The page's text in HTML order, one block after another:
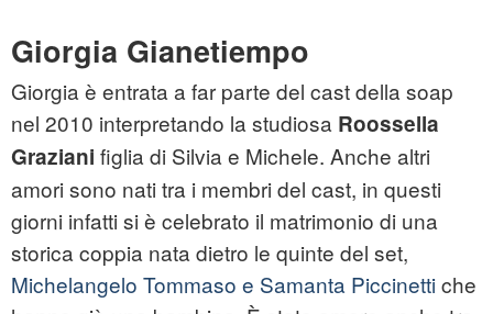
Giorgia Gianetiempo
Giorgia è entrata a far parte del cast della soap
nel 2010 interpretando la studiosa Roossella
Graziani figlia di Silvia e Michele. Anche altri
amori sono nati tra i membri del cast, in questi
giorni infatti si è celebrato il matrimonio di una
storica coppia nata dietro le quinte del set,
Michelangelo Tommaso e Samanta Piccinettiche